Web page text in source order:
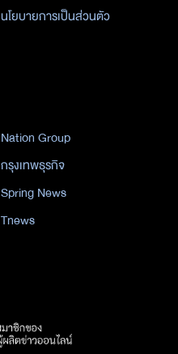
นโยบายการเป็นส่วนตัว
Nation Group
กรุงเทพธุรกิจ
Spring News
Tnews